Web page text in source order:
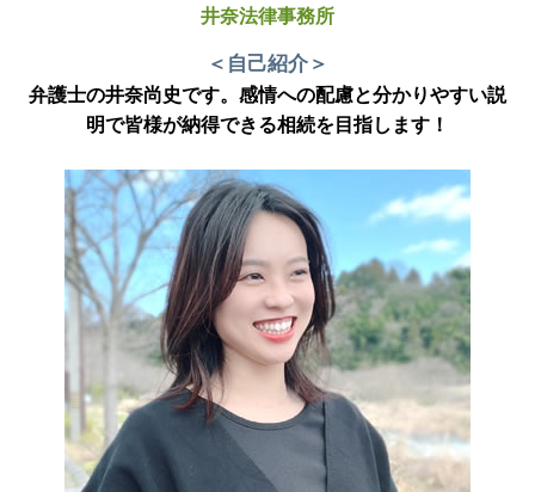
井奈法律事務所
＜自己紹介＞
弁護士の井奈尚史です。感情への配慮と分かりやすい説
明で皆様が納得できる相続を目指します！